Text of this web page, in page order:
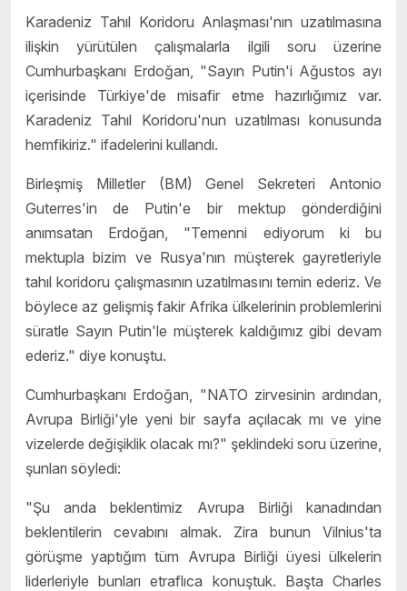
Karadeniz Tahıl Koridoru Anlaşması'nın uzatılmasına
ilişkin yürütülen çalışmalarla ilgili soru üzerine
Cumhurbaşkanı Erdoğan, "Sayın Putin'i Ağustos ayı
içerisinde Türkiye'de misafir etme hazırlığımız var.
Karadeniz Tahıl Koridoru'nun uzatılması konusunda
hemfikiriz." ifadelerini kullandı.
Birleşmiş Milletler (BM) Genel Sekreteri Antonio
Guterres'in de Putin'e bir mektup gönderdiğini
anımsatan Erdoğan, "Temenni ediyorum ki bu
mektupla bizim ve Rusya'nın müşterek gayretleriyle
tahıl koridoru çalışmasının uzatılmasını temin ederiz. Ve
böylece az gelişmiş fakir Afrika ülkelerinin problemlerini
süratle Sayın Putin'le müşterek kaldığımız gibi devam
ederiz." diye konuştu.
Cumhurbaşkanı Erdoğan, "NATO zirvesinin ardından,
Avrupa Birliği'yle yeni bir sayfa açılacak mı ve yine
vizelerde değişiklik olacak mı?" şeklindeki soru üzerine,
şunları söyledi:
"Şu anda beklentimiz Avrupa Birliği kanadından
beklentilerin cevabını almak. Zira bunun Vilnius'ta
görüşme yaptığım tüm Avrupa Birliği üyesi ülkelerin
liderleriyle bunları etraflıca konuştuk. Başta Charles